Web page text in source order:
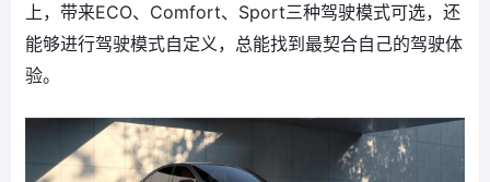
上，带来ECO、Comfort、Sport三种驾驶模式可选，还
能够进行驾驶模式自定义，总能找到最契合自己的驾驶体
验。